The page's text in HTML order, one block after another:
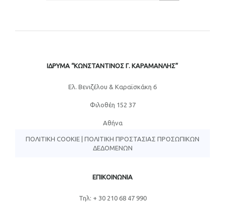
ΙΔΡΥΜΑ “ΚΩΝΣΤΑΝΤΙΝΟΣ Γ. ΚΑΡΑΜΑΝΛΗΣ”
Eλ. Βενιζέλου & Καραϊσκάκη 6
Φιλοθέη 152 37
Αθήνα
ΠΟΛΙΤΙΚΉ COOKIE | ΠΟΛΙΤΙΚΉ ΠΡΟΣΤΑΣΊΑΣ ΠΡΟΣΩΠΙΚΏΝ
ΔΕΔΟΜΈΝΩΝ
ΕΠΙΚΟΙΝΩΝΙΑ
Τηλ: + 30 210 68 47 990